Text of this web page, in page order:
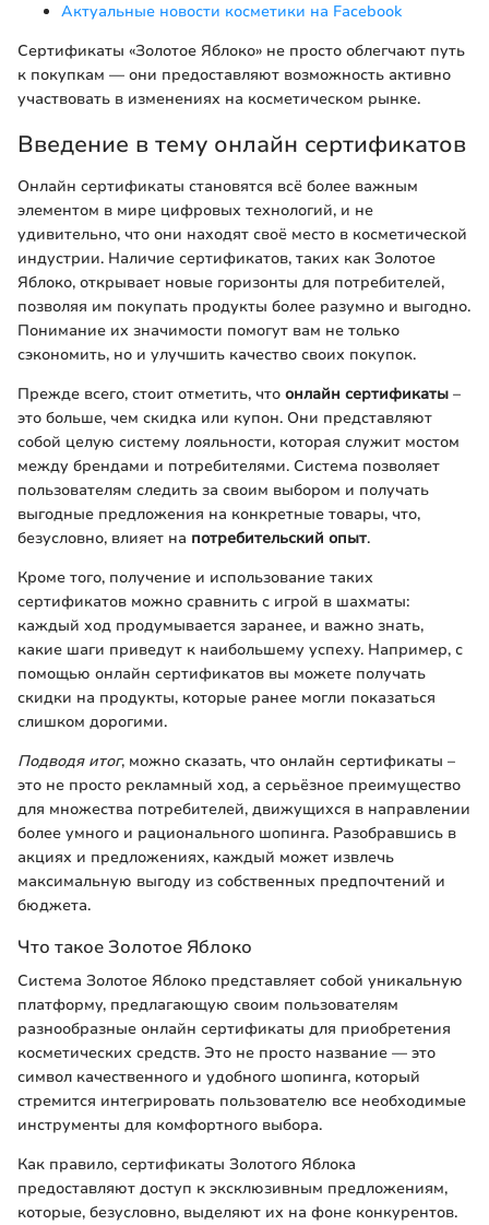
Актуальные новости косметики на Facebook
Сертификаты «Золотое Яблоко» не просто облегчают путь
к покупкам — они предоставляют возможность активно
участвовать в изменениях на косметическом рынке.
Введение в тему онлайн сертификатов
Онлайн сертификаты становятся всё более важным
элементом в мире цифровых технологий, и не
удивительно, что они находят своё место в косметической
индустрии. Наличие сертификатов, таких как Золотое
Яблоко, открывает новые горизонты для потребителей,
позволяя им покупать продукты более разумно и выгодно.
Понимание их значимости помогут вам не только
сэкономить, но и улучшить качество своих покупок.
Прежде всего, стоит отметить, что онлайн сертификаты –
это больше, чем скидка или купон. Они представляют
собой целую систему лояльности, которая служит мостом
между брендами и потребителями. Система позволяет
пользователям следить за своим выбором и получать
выгодные предложения на конкретные товары, что,
безусловно, влияет на потребительский опыт.
Кроме того, получение и использование таких
сертификатов можно сравнить с игрой в шахматы:
каждый ход продумывается заранее, и важно знать,
какие шаги приведут к наибольшему успеху. Например, с
помощью онлайн сертификатов вы можете получать
скидки на продукты, которые ранее могли показаться
слишком дорогими.
Подводя итог, можно сказать, что онлайн сертификаты –
это не просто рекламный ход, а серьёзное преимущество
для множества потребителей, движущихся в направлении
более умного и рационального шопинга. Разобравшись в
акциях и предложениях, каждый может извлечь
максимальную выгоду из собственных предпочтений и
бюджета.
Что такое Золотое Яблоко
Система Золотое Яблоко представляет собой уникальную
платформу, предлагающую своим пользователям
разнообразные онлайн сертификаты для приобретения
косметических средств. Это не просто название — это
символ качественного и удобного шопинга, который
стремится интегрировать пользователю все необходимые
инструменты для комфортного выбора.
Как правило, сертификаты Золотого Яблока
предоставляют доступ к эксклюзивным предложениям,
которые, безусловно, выделяют их на фоне конкурентов.